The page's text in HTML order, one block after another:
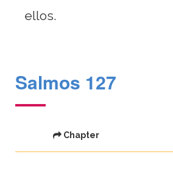
ellos.
Salmos 127
Chapter